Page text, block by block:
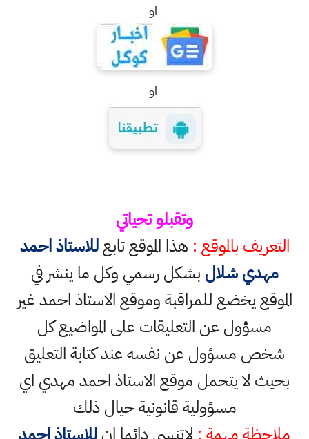
او
او
وتقبلو تحياتي
التعريف بالموقع : هذا الموقع تابعللاستاذ احمد
مهدي شلال بشكل رسمي وكل ما ينشر في
الموقع يخضع للمراقبة وموقع الاستاذ احمد غير
مسؤول عن التعليقات على المواضيع كل
شخص مسؤول عن نفسه عند كتابة التعليق
بحيث لا يتحمل موقع الاستاذ احمد مهدي اي
مسؤولية قانونية حيال ذلك
ملاحظة مهمة : لاتنسى دائما انللاستاذ احمد